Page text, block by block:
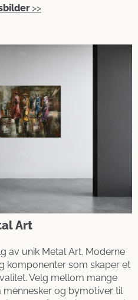
>>
Art
av unik Metal Art. Moderne
komponenter som skaper et
Velg mellom mange
og bymotiver til